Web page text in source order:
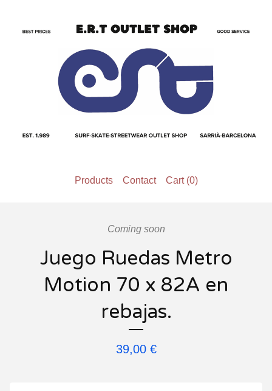
Products Contact Cart (0)
Coming soon
Juego Ruedas Metro
Motion 70 x 82A en
rebajas.
39,00 €